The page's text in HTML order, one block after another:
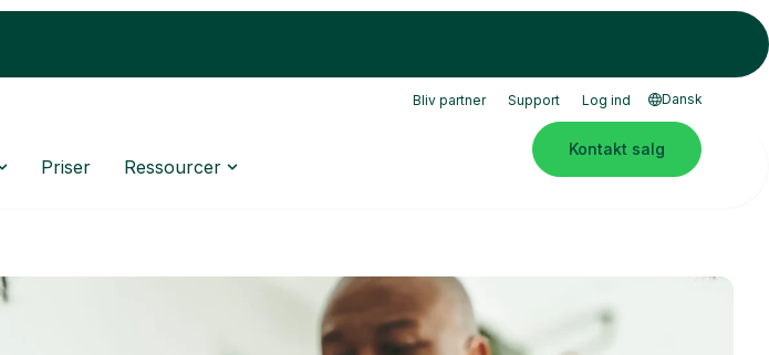
Bliv partner Support Log ind Dansk
Priser Ressourcer
Kontakt salg